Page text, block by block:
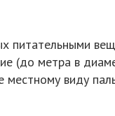
питательными
(до метра в
местному виду